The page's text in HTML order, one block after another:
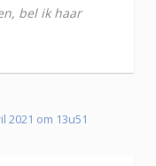
bel ik haar
2021 om 13u51